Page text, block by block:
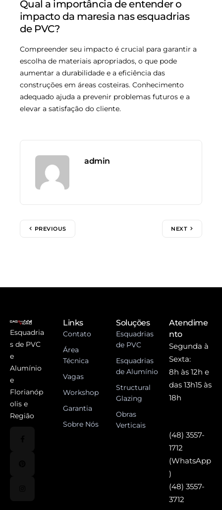
Qual a importância de entender o
impacto da maresia nas esquadrias
de PVC?
Compreender seu impacto é crucial para garantir a
escolha de materiais apropriados, o que pode
aumentar a durabilidade e a eficiência das
construções em áreas costeiras. Conhecimento
adequado ajuda a prevenir problemas futuros e a
elevar a satisfação do cliente.
admin
PREVIOUS NEXT
Esquadria
s de PVC
e
Alumínio
e
Florianóp
olis e
Região
Links
Contato
Área
Técnica
Vagas
Workshop
Garantia
Sobre Nós
Soluções
Esquadrias
de PVC
Esquadrias
de Alumínio
Structural
Glazing
Obras
Verticais
Atendime
nto
Segunda à
Sexta:
8h às 12h e
das 13h15 às
18h
(48) 3557-
1712
(WhatsApp
)
(48) 3557-
3712